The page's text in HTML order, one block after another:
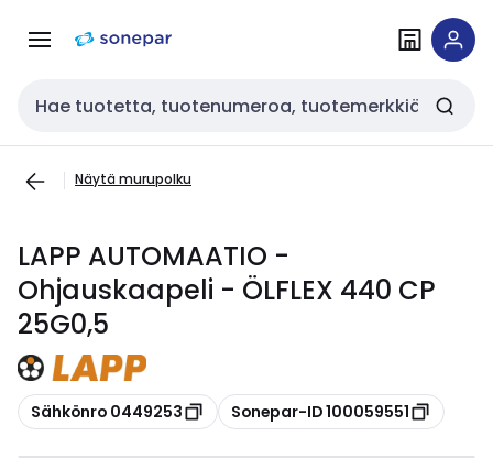
navigointiinsisältöön
Haku
Näytä murupolku
LAPP AUTOMAATIO -
Ohjauskaapeli - ÖLFLEX 440 CP
25G0,5
Kopioi
Sähkönro 0449253 Kopioi
Sonepar-ID 100059551